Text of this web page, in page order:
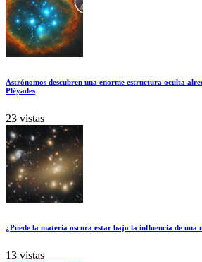
Astrónomos descubren una enorme estructura oculta
Pléyades
23 vistas
¿Puede la materia oscura estar bajo la influencia de una
13 vistas